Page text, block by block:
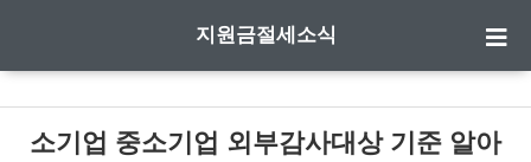
지원금절세소식
소기업 중소기업 외부감사대상 기준 알아